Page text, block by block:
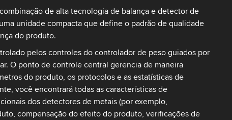
de alta tecnologia de balança e detector de
unidade compacta que define o padrão de qualidade
do produto.
pelos controles do controlador de peso guiados por
O ponto de controle central gerencia de maneira
do produto, os protocolos e as estatísticas de
você encontrará todas as características de
dos detectores de metais (por exemplo,
compensação do efeito do produto, verificações de